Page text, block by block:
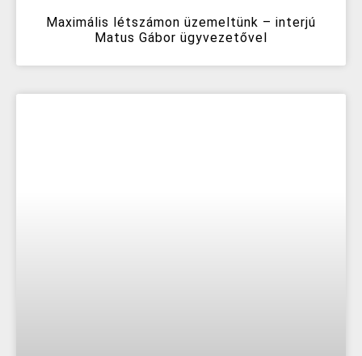
Maximális létszámon üzemeltünk – interjú
Matus Gábor ügyvezetővel